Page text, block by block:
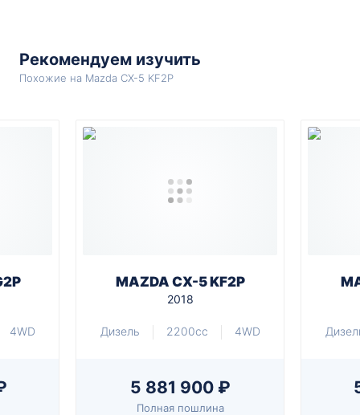
Рекомендуем изучить
Похожие на Mazda CX-5 KF2P
4WD
MAZDA CX-5 KF2P
2018
Дизель 2200cc 4WD
5 881 900 ₽
Полная пошлина